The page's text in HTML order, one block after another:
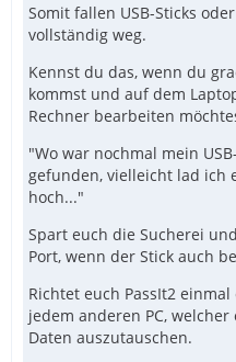
Somit fallen USB-Sticks
vollständig weg.
Kennst du das, wenn du
kommst und auf dem
Rechner bearbeiten
"Wo war nochmal mein
gefunden, vielleicht lad ich
hoch..."
Spart euch die Sucherei
Port, wenn der Stick auch
Richtet euch PassIt2
jedem anderen PC,
Daten auszutauschen.